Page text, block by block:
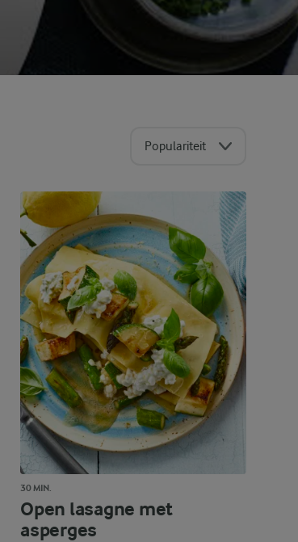
Populariteit
30 MIN.
Open lasagne met
asperges